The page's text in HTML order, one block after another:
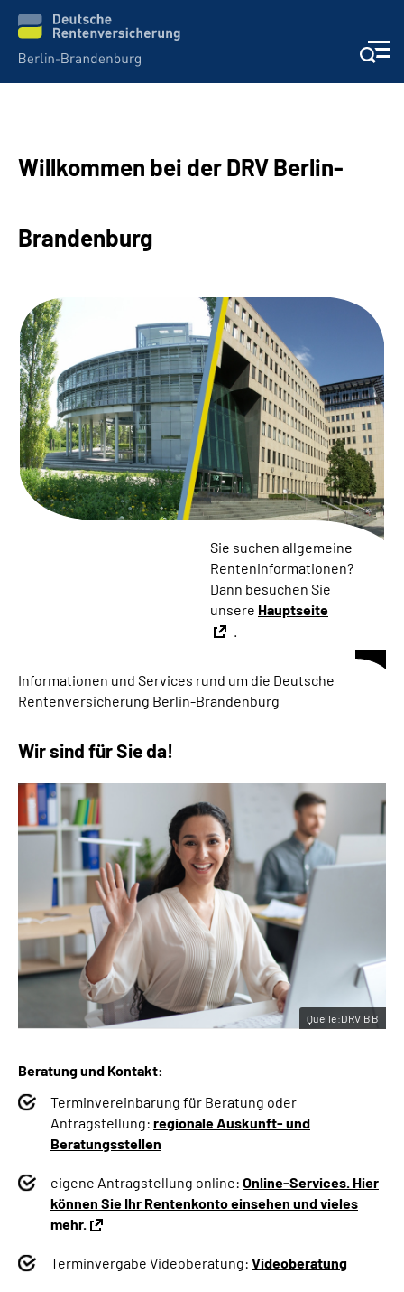
Services
Über uns
Online-Services
Inhalte in Gebärdensprache (DGS)
Leichte Sprache
Suche
Mein Kundenportal
Willkommen bei der DRV Berlin-
Brandenburg
Informationen und Services rund um die Deutsche
Rentenversicherung Berlin-Brandenburg
Sie suchen allgemeine
Renteninformationen?
Dann besuchen Sie
unsere Hauptseite
Wir sind für Sie da!
Beratung und Kontakt:
Terminvereinbarung für Beratung oder
Antragstellung: regionale Auskunft- und
Beratungsstellen
eigene Antragstellung online: Online-Services. Hier
können Sie Ihr Rentenkonto einsehen und vieles
mehr.
Terminvergabe Videoberatung: Videoberatung
Quelle:DRV BB